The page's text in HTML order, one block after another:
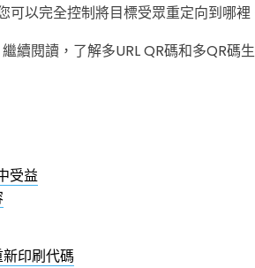
以完全控制將目標受眾重定向到哪裡
續閱讀，了解多URL QR碼和多QR碼
受益
印刷代碼